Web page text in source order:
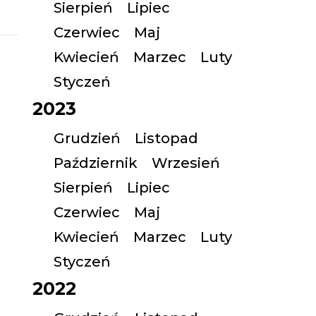
Sierpień
Lipiec
Czerwiec
Maj
Kwiecień
Marzec
Luty
Styczeń
2023
Grudzień
Listopad
Październik
Wrzesień
Sierpień
Lipiec
Czerwiec
Maj
Kwiecień
Marzec
Luty
Styczeń
2022